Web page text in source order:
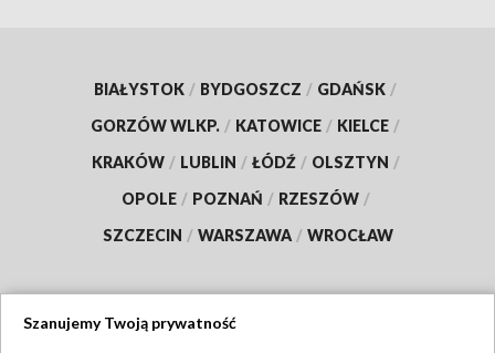
BIAŁYSTOK / BYDGOSZCZ / GDAŃSK /
GORZÓW WLKP. / KATOWICE / KIELCE /
KRAKÓW / LUBLIN / ŁÓDŹ / OLSZTYN /
OPOLE / POZNAŃ / RZESZÓW /
SZCZECIN / WARSZAWA / WROCŁAW
Szanujemy Twoją prywatność